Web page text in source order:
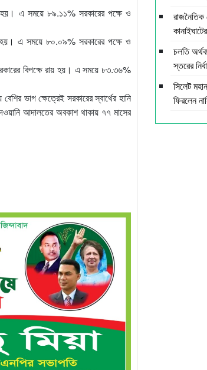
হয়। এ সময়ে ৮৯.১১% সরকারের পক্ষে ও
হয়। এ সময়ে ৮০.০৯% সরকারের পক্ষে ও
বিপক্ষে রায় হয়। এ সময়ে ৮৩.৩৬%
ভাগ ক্ষেত্রেই সরকারের স্বার্থের হানি
আদালতের অবকাশ থাকায় ৭৭ মাসের
রাজনৈতিক
চলতি
স্তরের
সিলেট
ফিরলেন